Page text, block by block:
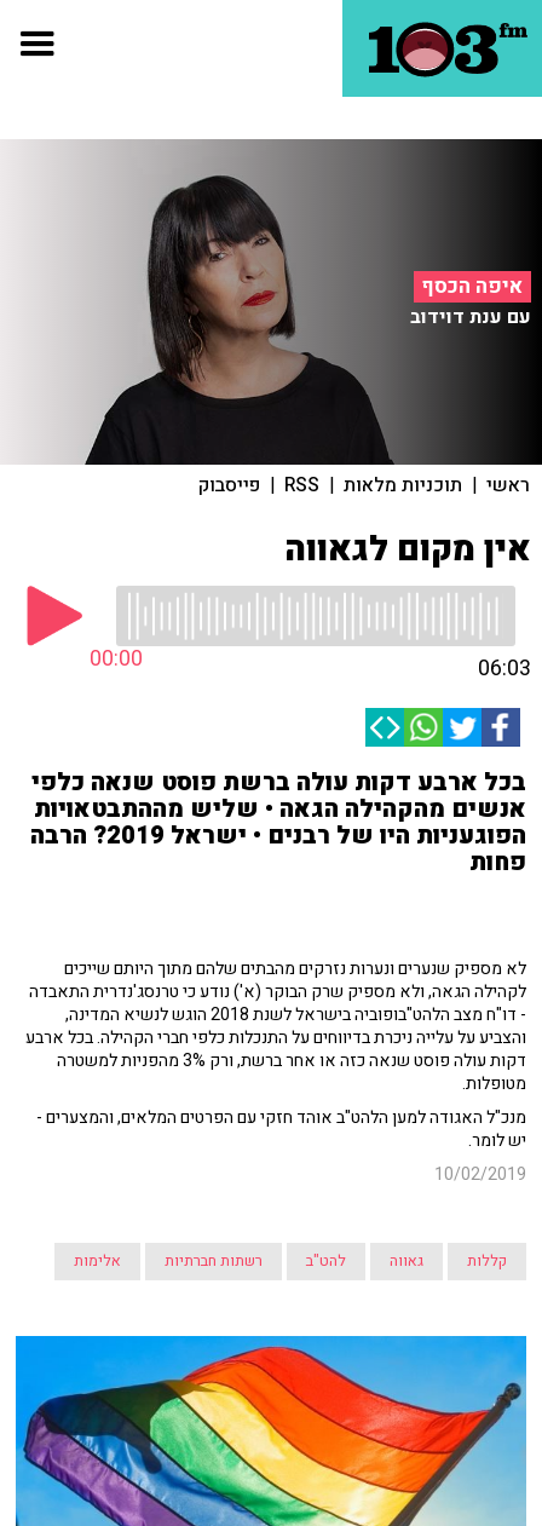
איפה הכסף
עם ענת דוידוב
ראשי | תוכניות מלאות |
RSS
| פייסבוק
אין מקום לגאווה
00:00 06:03
בכל ארבע דקות עולה ברשת פוסט שנאה כלפי
אנשים מהקהילה הגאה • שליש מההתבטאויות
הפוגעניות היו של רבנים • ישראל 2019? הרבה
פחות
לא מספיק שנערים ונערות נזרקים מהבתים שלהם מתוך היותם שייכים
לקהילה הגאה, ולא מספיק שרק הבוקר (א') נודע כי טרנסג'נדרית התאבדה
- דו"ח מצב הלהט"בופוביה בישראל לשנת 2018 הוגש לנשיא המדינה,
והצביע על עלייה ניכרת בדיווחים על התנכלות כלפי חברי הקהילה. בכל ארבע
דקות עולה פוסט שנאה כזה או אחר ברשת, ורק 3% מהפניות למשטרה
מטופלות.
מנכ"ל האגודה למען הלהט"ב אוהד חזקי עם הפרטים המלאים, והמצערים -
יש לומר.
10/02/2019
קללות גאווה להט"ב רשתות חברתיות אלימות